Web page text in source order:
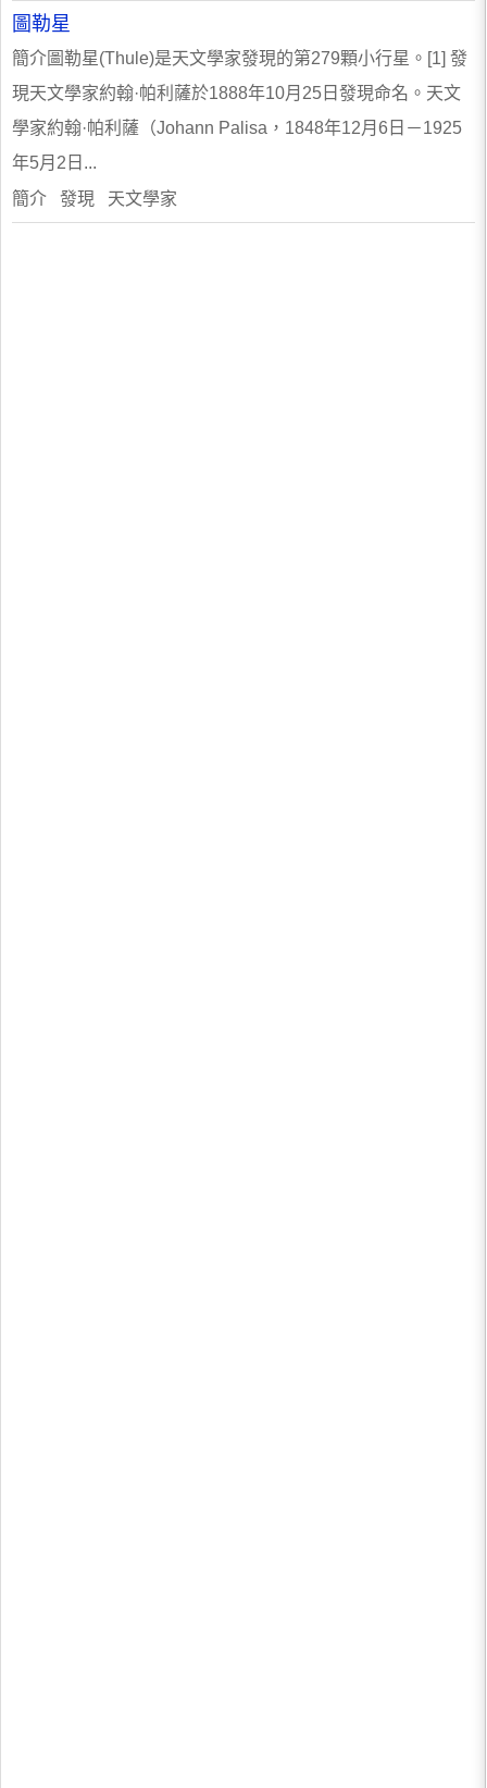
圖勒星
簡介圖勒星(Thule)是天文學家發現的第279顆小行星。[1] 發
現天文學家約翰·帕利薩於1888年10月25日發現命名。天文
學家約翰·帕利薩（Johann Palisa，1848年12月6日－1925
年5月2日...
簡介 發現 天文學家